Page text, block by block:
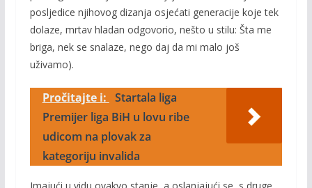
posljedice njihovog dizanja osjećati generacije koje tek
dolaze, mrtav hladan odgovorio, nešto u stilu: Šta me
briga, nek se snalaze, nego daj da mi malo još
uživamo).
Pročitajte i: Startala liga
Premijer liga BiH u lovu ribe
udicom na plovak za
kategoriju invalida